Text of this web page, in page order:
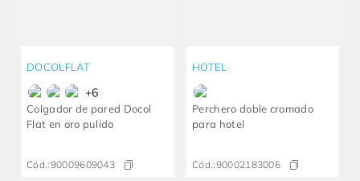
DOCOLFLAT
+6
Colgador de pared Docol
Flat en oro pulido
Cód.:90009609043
HOTEL
Perchero doble cromado
para hotel
Cód.:90002183006